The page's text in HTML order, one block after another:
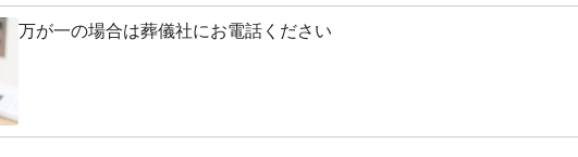
万が一の場合は葬儀社にお電話ください